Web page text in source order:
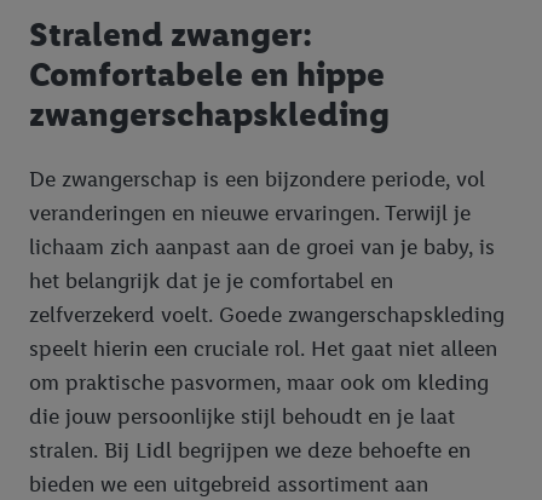
Stralend zwanger:
Comfortabele en hippe
zwangerschapskleding
De zwangerschap is een bijzondere periode, vol
veranderingen en nieuwe ervaringen. Terwijl je
lichaam zich aanpast aan de groei van je baby, is
het belangrijk dat je je comfortabel en
zelfverzekerd voelt. Goede zwangerschapskleding
speelt hierin een cruciale rol. Het gaat niet alleen
om praktische pasvormen, maar ook om kleding
die jouw persoonlijke stijl behoudt en je laat
stralen. Bij Lidl begrijpen we deze behoefte en
bieden we een uitgebreid assortiment aan